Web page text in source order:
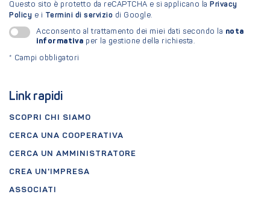
Link rapidi
SCOPRI CHI SIAMO
CERCA UNA COOPERATIVA
CERCA UN AMMINISTRATORE
CREA UN'IMPRESA
ASSOCIATI
Questo sito è protetto da reCAPTCHA e si applicano la Privacy
Policy e i Termini di servizio di Google.
Acconsento al trattamento dei miei dati secondo la nota
informativa per la gestione della richiesta.
* Campi obbligatori